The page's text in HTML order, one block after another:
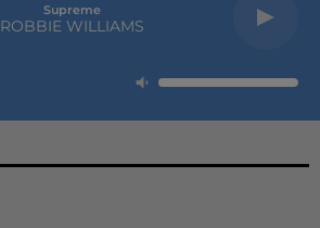
Supreme
ROBBIE WILLIAMS